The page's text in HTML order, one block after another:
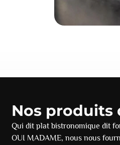
Nos produits
Qui dit plat bistronomique dit
OUI MADAME, nous nous